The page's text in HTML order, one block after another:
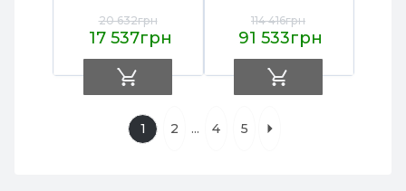
автовідт. подв.
4‑стор. скло 4
447×400×1119мм для
магазинів
20 632грн
17 537грн
114 416грн
91 533грн
1 2 ... 4 5